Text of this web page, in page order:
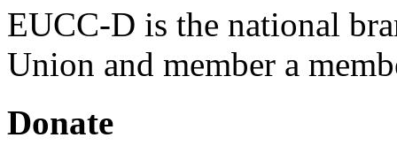
EUCC-D is the national
Union and member a
Donate